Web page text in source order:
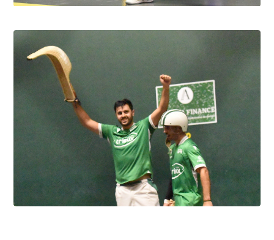
Pau cup féminine la quiñiéla fut franco
française
8.8.2026